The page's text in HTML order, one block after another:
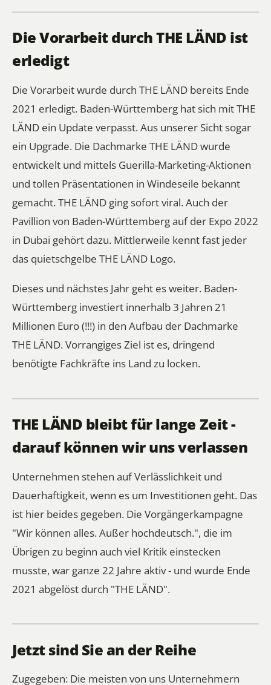
Die Vorarbeit durch THE LÄND ist
erledigt
Die Vorarbeit wurde durch THE LÄND bereits Ende
2021 erledigt. Baden-Württemberg hat sich mit THE
LÄND ein Update verpasst. Aus unserer Sicht sogar
ein Upgrade. Die Dachmarke THE LÄND wurde
entwickelt und mittels Guerilla-Marketing-Aktionen
und tollen Präsentationen in Windeseile bekannt
gemacht. THE LÄND ging sofort viral. Auch der
Pavillion von Baden-Württemberg auf der Expo 2022
in Dubai gehört dazu. Mittlerweile kennt fast jeder
das quietschgelbe THE LÄND Logo.
Dieses und nächstes Jahr geht es weiter. Baden-
Württemberg investiert innerhalb 3 Jahren 21
Millionen Euro (!!!) in den Aufbau der Dachmarke
THE LÄND. Vorrangiges Ziel ist es, dringend
benötigte Fachkräfte ins Land zu locken.
THE LÄND bleibt für lange Zeit -
darauf können wir uns verlassen
Unternehmen stehen auf Verlässlichkeit und
Dauerhaftigkeit, wenn es um Investitionen geht. Das
ist hier beides gegeben. Die Vorgängerkampagne
"Wir können alles. Außer hochdeutsch.", die im
Übrigen zu beginn auch viel Kritik einstecken
musste, war ganze 22 Jahre aktiv - und wurde Ende
2021 abgelöst durch "THE LÄND".
Jetzt sind Sie an der Reihe
Zugegeben: Die meisten von uns Unternehmern